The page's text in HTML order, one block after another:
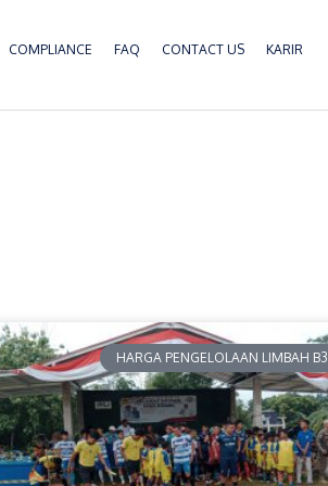
COMPLIANCE FAQ CONTACT US KARIR
HARGA PENGELOLAAN LIMBAH B3
P
a
g
e